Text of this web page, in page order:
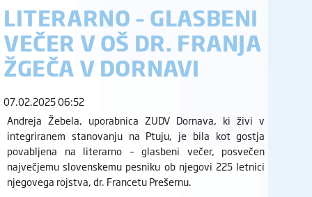
LITERARNO – GLASBENI
VEČER V OŠ DR. FRANJA
ŽGEČA V DORNAVI
07.02.2025 06:52
Andreja Žebela, uporabnica ZUDV Dornava, ki živi v
integriranem stanovanju na Ptuju, je bila kot gostja
povabljena na literarno – glasbeni večer, posvečen
največjemu slovenskemu pesniku ob njegovi 225 letnici
njegovega rojstva, dr. Francetu Prešernu.